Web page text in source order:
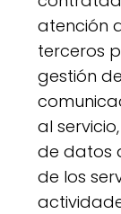
atención
terceros
gestión
al
de datos
de los